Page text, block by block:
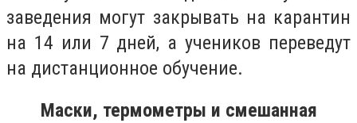
заведения могут закрывать на карантин
на 14 или 7 дней, а учеников переведут
на дистанционное обучение.
Маски, термометры и смешанная